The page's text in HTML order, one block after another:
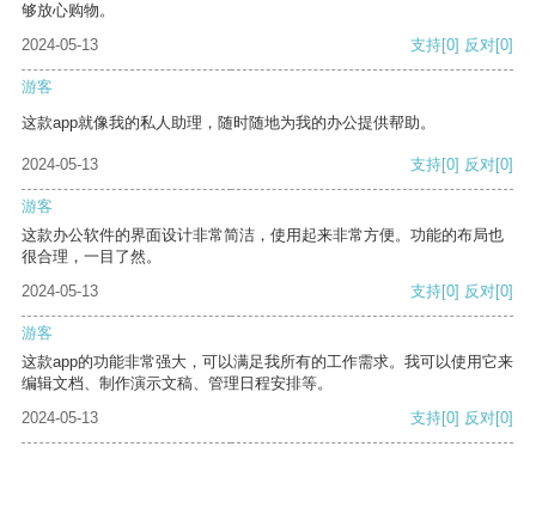
够放心购物。
2024-05-13
支持[0] 反对[0]
游客
这款app就像我的私人助理，随时随地为我的办公提供帮助。
2024-05-13 支持[0] 反对[0]
游客
这款办公软件的界面设计非常简洁，使用起来非常方便。功能的布局也
很合理，一目了然。
2024-05-13
支持[0] 反对[0]
游客
这款app的功能非常强大，可以满足我所有的工作需求。我可以使用它来
编辑文档、制作演示文稿、管理日程安排等。
2024-05-13
支持[0] 反对[0]